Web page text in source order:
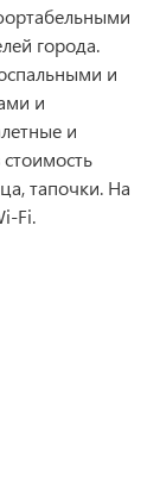
города.
и
и
и
тапочки. На
Fi.